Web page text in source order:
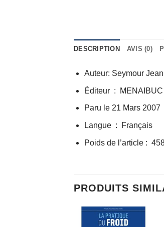
DESCRIPTION AVIS (0)
Auteur: Seymour
Éditeur ‏ : ‎ MENAIBUC
Paru le 21 Mars 2007
Langue ‏ : ‎ Français
Poids de
PRODUITS